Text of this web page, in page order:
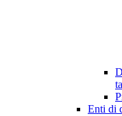
Enti di